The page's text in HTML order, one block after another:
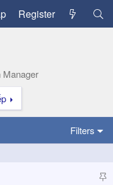
Register
Manager
Filters
S